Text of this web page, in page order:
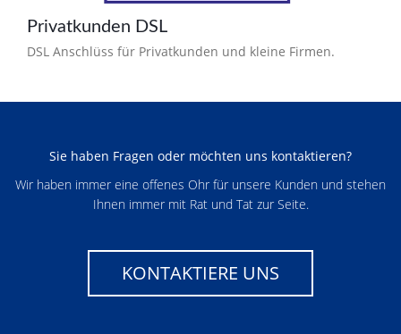
Privatkunden DSL
DSL Anschlüss für Privatkunden und kleine Firmen.
Sie haben Fragen oder möchten uns kontaktieren?
Wir haben immer eine offenes Ohr für unsere Kunden und stehen
Ihnen immer mit Rat und Tat zur Seite.
KONTAKTIERE UNS